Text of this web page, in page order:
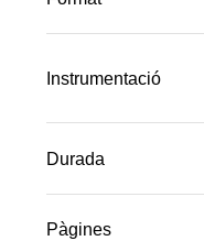
Instrumentació
Durada
Pàgines